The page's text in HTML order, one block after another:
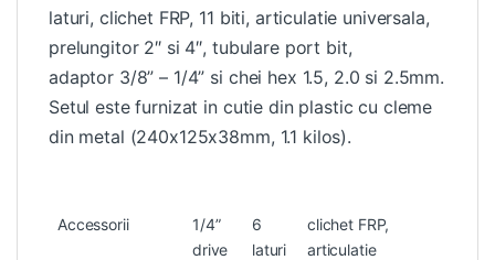
laturi, clichet FRP, 11 biti, articulatie universala,
prelungitor 2″ si 4″, tubulare port bit,
adaptor 3/8” – 1/4” si chei hex 1.5, 2.0 si 2.5mm.
Setul este furnizat in cutie din plastic cu cleme
din metal (240x125x38mm, 1.1 kilos).
Accessorii
1/4”
drive
6
laturi
clichet FRP,
articulatie